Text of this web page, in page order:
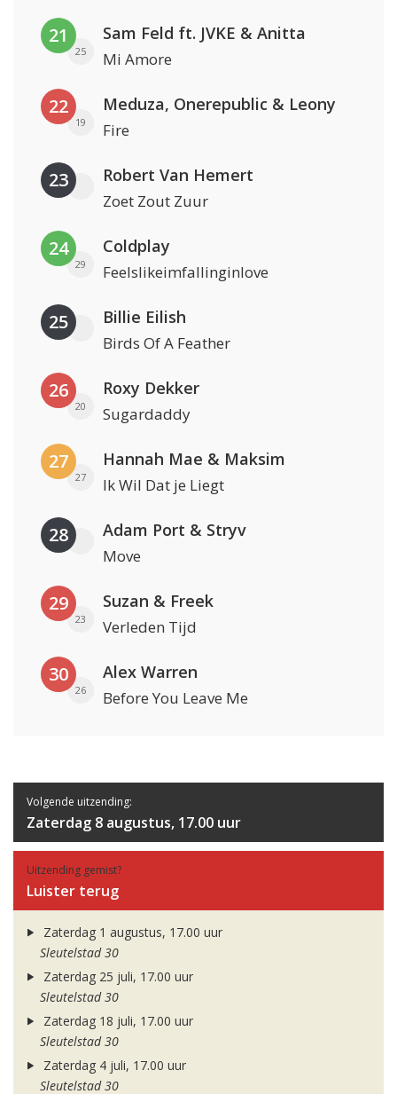
21
25
Sam Feld ft. JVKE & Anitta
Mi Amore
22
19
Meduza, Onerepublic & Leony
Fire
23 Robert Van Hemert
Zoet Zout Zuur
24
29
Coldplay
Feelslikeimfallinginlove
25 Billie Eilish
Birds Of A Feather
26
20
Roxy Dekker
Sugardaddy
27
27
Hannah Mae & Maksim
Ik Wil Dat je Liegt
28 Adam Port & Stryv
Move
29
23
Suzan & Freek
Verleden Tijd
30
26
Alex Warren
Before You Leave Me
Volgende uitzending:
Zaterdag 8 augustus, 17.00 uur
Uitzending gemist?
Luister terug
Zaterdag 1 augustus, 17.00 uur
Sleutelstad 30
Zaterdag 25 juli, 17.00 uur
Sleutelstad 30
Zaterdag 18 juli, 17.00 uur
Sleutelstad 30
Zaterdag 4 juli, 17.00 uur
Sleutelstad 30